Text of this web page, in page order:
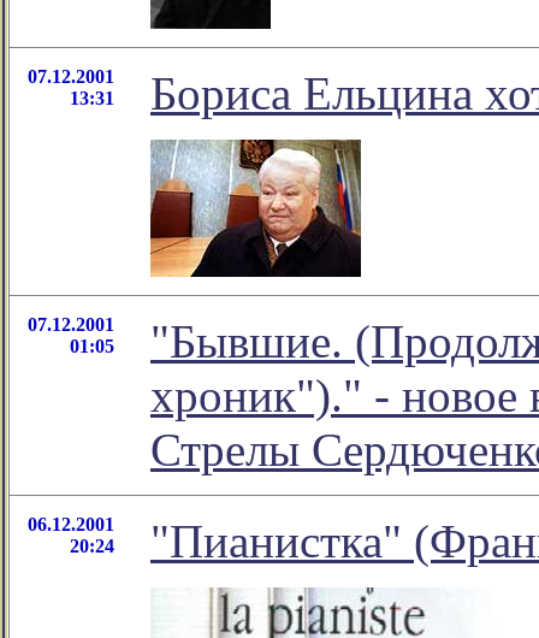
07.12.2001
13:31
Бориса Ельцина
07.12.2001
01:05
"Бывшие.
хроник")." - новое
Стрелы
06.12.2001
20:24
"Пианистка"